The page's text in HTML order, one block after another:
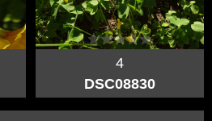
4
DSC08830